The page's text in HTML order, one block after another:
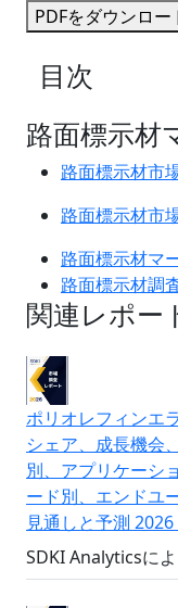
PDFをダウンロー
目次
路面標示材
路面標示材市
路面標示材市
路面標示材マ
路面標示材調
関連レポー
ポリオレフィンエ
シェア、成長機会
別、アプリケーシ
ード別、エンドユ
見通しと予測
SDKI Analyticsに